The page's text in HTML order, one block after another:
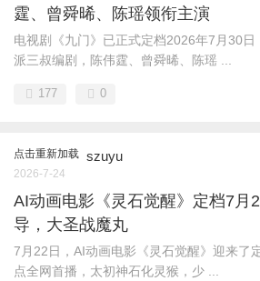
霆、曾舜晞、陈瑶领衔主演
电视剧《九门》已正式定档2026年7月30
派三叔编剧，陈伟霆、曾舜晞、陈瑶 ...
177 0
点击重新加载 szuyu
2026-7-24
AI动画电影《灵石觉醒》定档7月
导，大圣战魔丸
7月22日，AI动画电影《灵石觉醒》迎来了
点全网首播，太初神石化灵猴，少 ...